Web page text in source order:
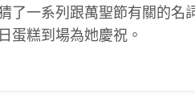
了一系列跟萬聖節有關的名
蛋糕到場為她慶祝。